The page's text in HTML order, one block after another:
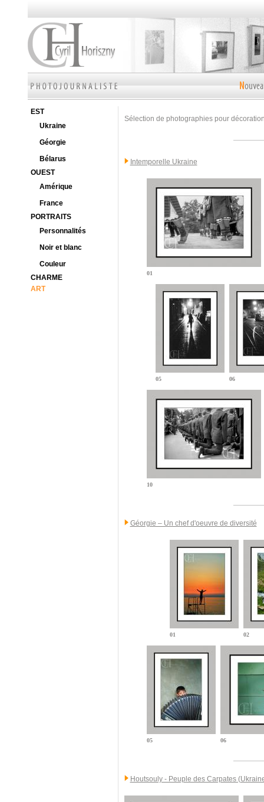
EST
Ukraine
Géorgie
Bélarus
OUEST
Amérique
France
PORTRAITS
Personnalités
Noir et blanc
Couleur
CHARME
ART
Sélection de photographies pour
Intemporelle Ukraine
01
05 06
10
Géorgie – Un chef d'oeuvre de diversité
01 02
05 06
Houtsouly - Peuple des Carpates